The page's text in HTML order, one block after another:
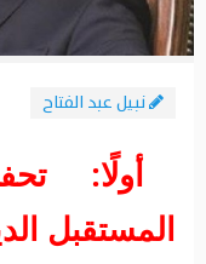
نبيل عبد الفتاح
أولًا:
المستقبل